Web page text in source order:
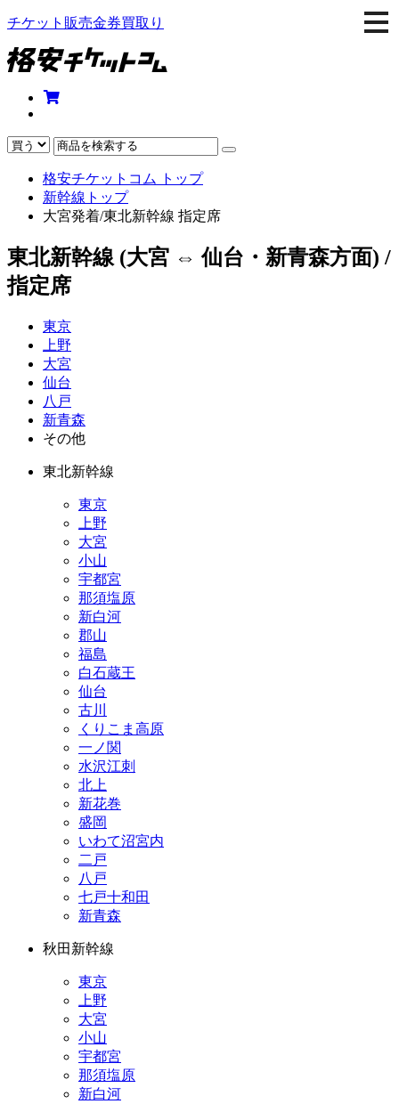
チケット販売金券買取り
格安チケットコム トップ
新幹線トップ
大宮発着/東北新幹線 指定席
東北新幹線 (大宮 ⇔ 仙台・新青森方面) /
指定席
東京
上野
大宮
仙台
八戸
新青森
その他
東北新幹線
東京
上野
大宮
小山
宇都宮
那須塩原
新白河
郡山
福島
白石蔵王
仙台
古川
くりこま高原
一ノ関
水沢江刺
北上
新花巻
盛岡
いわて沼宮内
二戸
八戸
七戸十和田
新青森
秋田新幹線
東京
上野
大宮
小山
宇都宮
那須塩原
新白河